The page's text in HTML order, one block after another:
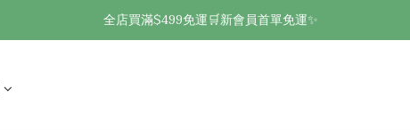
全店買滿$499免運🛒新會員首單免運✨